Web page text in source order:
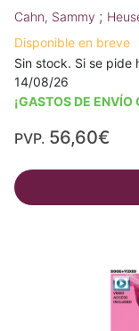
Cahn, Sammy ;
Disponible en breve
Sin stock. Si se pide
14/08/26
¡GASTOS DE ENVÍO
PVP. 56,60€